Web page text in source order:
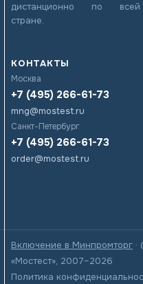
дистанционно по всей
стране.
КОНТАКТЫ
Москва
+7 (495) 266-61-73
mng@mostest.ru
Санкт-Петербург
+7 (495) 266-61-73
order@mostest.ru
Включение в Минпромторг
«Мостест», 2007–2026
Политика